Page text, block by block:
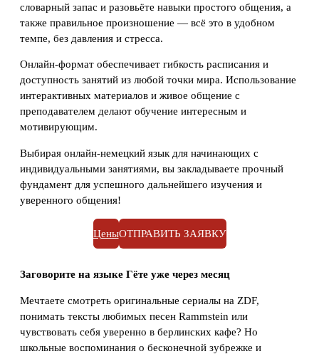
словарный запас и разовьёте навыки простого общения, а
также правильное произношение — всё это в удобном
темпе, без давления и стресса.
Онлайн-формат обеспечивает гибкость расписания и
доступность занятий из любой точки мира. Использование
интерактивных материалов и живое общение с
преподавателем делают обучение интересным и
мотивирующим.
Выбирая онлайн-немецкий язык для начинающих с
индивидуальными занятиями, вы закладываете прочный
фундамент для успешного дальнейшего изучения и
уверенного общения!
ЦеныОТПРАВИТЬ ЗАЯВКУ
Заговорите на языке Гёте уже через месяц
Мечтаете смотреть оригинальные сериалы на ZDF,
понимать тексты любимых песен Rammstein или
чувствовать себя уверенно в берлинских кафе? Но
школьные воспоминания о бесконечной зубрежке и